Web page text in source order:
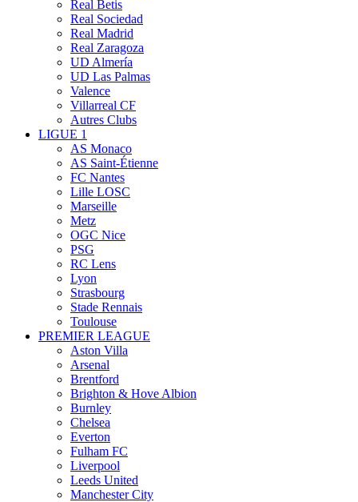
Real Betis
Real Sociedad
Real Madrid
Real Zaragoza
UD Almería
UD Las Palmas
Valence
Villarreal CF
Autres Clubs
LIGUE 1
AS Monaco
AS Saint-Étienne
FC Nantes
Lille LOSC
Marseille
Metz
OGC Nice
PSG
RC Lens
Lyon
Strasbourg
Stade Rennais
Toulouse
PREMIER LEAGUE
Aston Villa
Arsenal
Brentford
Brighton & Hove Albion
Burnley
Chelsea
Everton
Fulham FC
Liverpool
Leeds United
Manchester City